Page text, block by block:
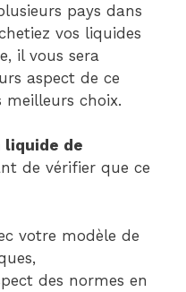
pays dans
vos liquides
il vous sera
aspect de ce
choix.
liquide de
de vérifier que ce
votre modèle de
des normes en